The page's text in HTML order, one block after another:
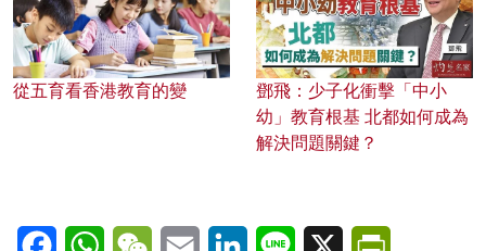
從五育看香港教育的變
鄧飛：少子化衝擊「中小
幼」教育根基 北都如何成為
解決問題關鍵？
FacebookWhatsAppWeChatEmail LinkedInLine X